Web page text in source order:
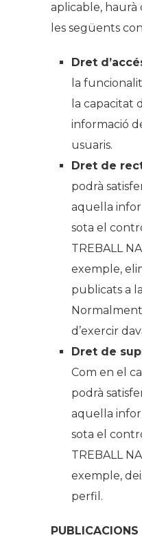
aplicable,
les següents
Dret
la
la capacitat
informació
usuaris.
Dret de
podrà
aquella
sota el
TREBALL
exemple,
publicats a
d’exercir
Dret de
Com en el
podrà
aquella
sota el
TREBALL
exemple,
perfil.
PUBLICACIONS